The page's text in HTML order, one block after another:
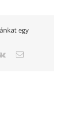
egy
Vk Email: